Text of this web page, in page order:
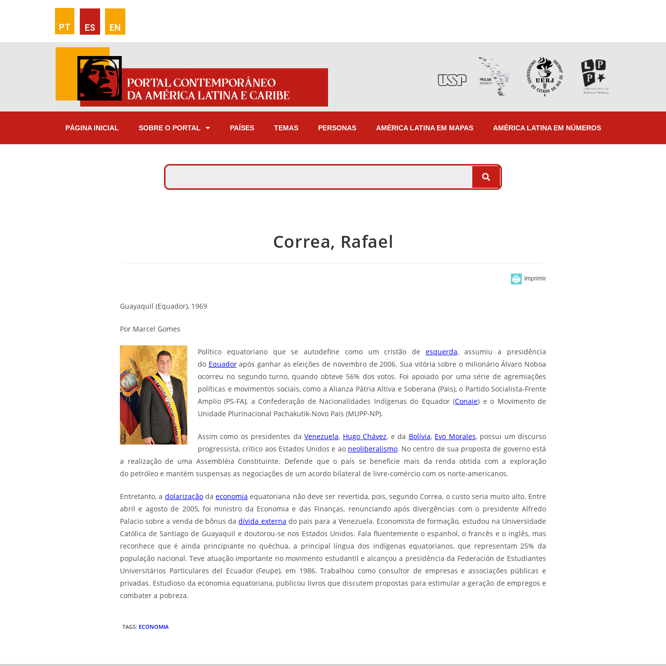
PT ES EN
PÁGINA INICIAL SOBRE O PORTAL PAÍSES TEMAS PERSONAS AMÉRICA LATINA EM MAPAS AMÉRICA LATINA EM NÚMEROS
Correa, Rafael
Guayaquil (Equador), 1969
Por Marcel Gomes
Político equatoriano que se autodefine como um cristão de esquerda, assumiu a presidência
do Equadorapós ganhar as eleições de novembro de 2006. Sua vitória sobre o milionário Álvaro Noboa
ocorreu no segundo turno, quando obteve 56% dos votos. Foi apoiado por uma série de agremiações
políticas e movimentos sociais, como a Alianza Pátria Altiva e Soberana (Pais), o Partido Socialista-Frente
Amplio (PS-FA), a Confederação de Nacionalidades Indígenas do Equador (Conaie) e o Movimento de
Unidade Plurinacional Pachakutik-Novo País (MUPP-NP).
Assim como os presidentes daVenezuela, Hugo Chávez, e da Bolívia, Evo Morales, possui um discurso
progressista, crítico aos Estados Unidos e ao neoliberalismo. No centro de sua proposta de governo está
a realização de uma Assembléia Constituinte. Defende que o país se beneficie mais da renda obtida com a exploração
do petróleo e mantém suspensas as negociações de um acordo bilateral de livre-comércio com os norte-americanos.
Entretanto, a dolarizaçãodaeconomia equatoriana não deve ser revertida, pois, segundo Correa, o custo seria muito alto. Entre
abril e agosto de 2005, foi ministro da Economia e das Finanças, renunciando após divergências com o presidente Alfredo
Palacio sobre a venda de bônus dadívida externa do país para a Venezuela. Economista de formação, estudou na Universidade
Católica de Santiago de Guayaquil e doutorou-se nos Estados Unidos. Fala fluentemente o espanhol, o francês e o inglês, mas
reconhece que é ainda principiante no quéchua, a principal língua dos indígenas equatorianos, que representam 25% da
população nacional. Teve atuação importante no movimento estudantil e alcançou a presidência da Federación de Estudiantes
Universitários Particulares del Ecuador (Feupe), em 1986. Trabalhou como consultor de empresas e associações públicas e
privadas. Estudioso da economia equatoriana, publicou livros que discutem propostas para estimular a geração de empregos e
combater a pobreza.
TAGS: ECONOMIA